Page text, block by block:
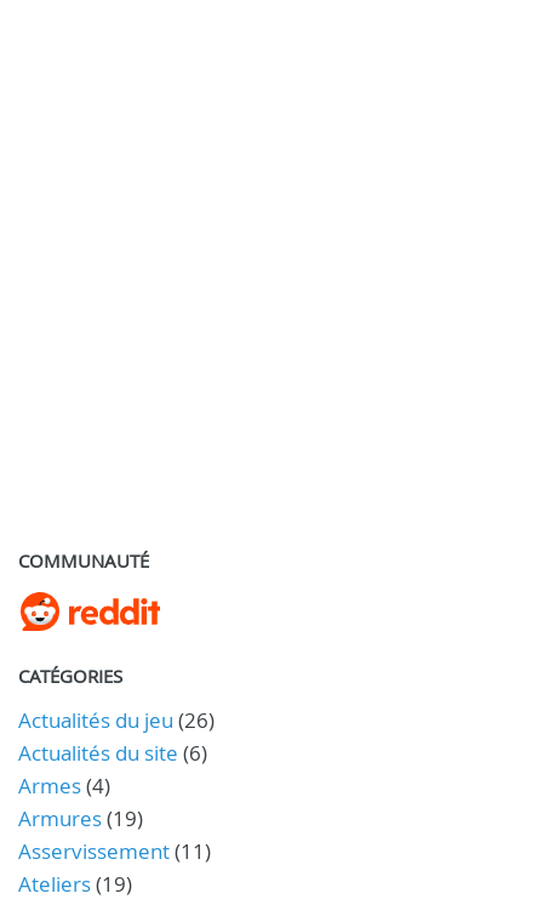
COMMUNAUTÉ
CATÉGORIES
Actualités du jeu (26)
Actualités du site (6)
Armes(4)
Armures(19)
Asservissement(11)
Ateliers(19)